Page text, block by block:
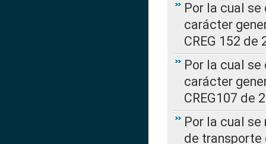
Por la cual
carácter
CREG 152 de
Por la cual
carácter
CREG107 de
Por la cual
de transporte